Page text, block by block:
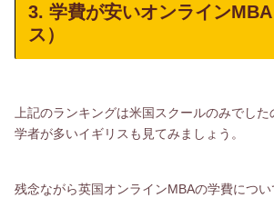
3. 学費が安いオンラインMBA
ス）
上記のランキングは米国スクールのみでした
学者が多いイギリスも見てみましょう。
残念ながら英国オンラインMBAの学費につ